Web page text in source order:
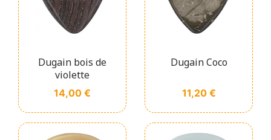
Dugain bois de
violette
Prix
14,00 €
Dugain Coco
Prix
11,20 €